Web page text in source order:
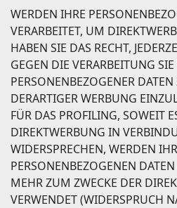
WERDEN IHRE
VERARBEITET, UM
HABEN SIE DAS RECHT,
GEGEN DIE VERARBEITUNG SIE
PERSONENBEZOGENER
DERARTIGER WERBUNG
FÜR DAS PROFILING, SOWEIT
DIREKTWERBUNG IN
WIDERSPRECHEN, WERDEN
PERSONENBEZOGENEN
MEHR ZUM ZWECKE DER
VERWENDET (WIDERSPRUCH